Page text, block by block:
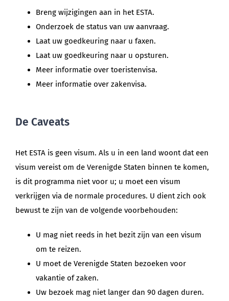
Breng wijzigingen aan in het ESTA.
Onderzoek de status van uw aanvraag.
Laat uw goedkeuring naar u faxen.
Laat uw goedkeuring naar u opsturen.
Meer informatie over toeristenvisa.
Meer informatie over zakenvisa.
De Caveats
Het ESTA is geen visum. Als u in een land woont dat een
visum vereist om de Verenigde Staten binnen te komen,
is dit programma niet voor u; u moet een visum
verkrijgen via de normale procedures. U dient zich ook
bewust te zijn van de volgende voorbehouden:
U mag niet reeds in het bezit zijn van een visum
om te reizen.
U moet de Verenigde Staten bezoeken voor
vakantie of zaken.
Uw bezoek mag niet langer dan 90 dagen duren.